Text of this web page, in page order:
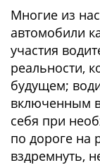
Многие из
автомобили
участия
реальности,
будущем;
включенным
себя при
по дороге на
вздремнуть,